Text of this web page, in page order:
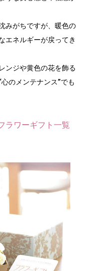
みがちですが、暖色の
エネルギーが戻ってき
ンジや黄色の花を飾る
のメンテナンス”でも
ラワーギフト一覧